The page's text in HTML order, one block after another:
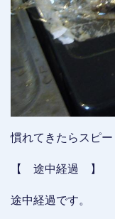
慣れてきたらスピー
【 途中経過 】
途中経過です。